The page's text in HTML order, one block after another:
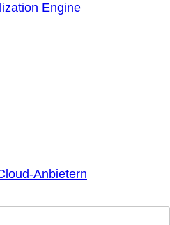
Engine
Anbietern